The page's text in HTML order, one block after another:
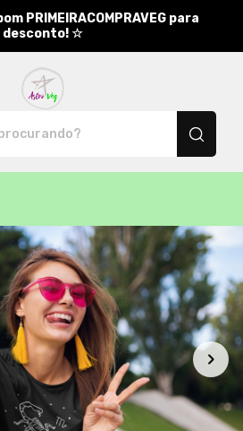
PRIMEIRACOMPRAVEG para
desconto! ☆